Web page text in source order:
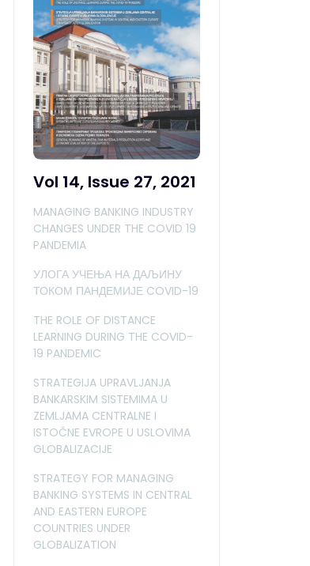
Vol 14, Issue 27, 2021
MANAGING BANKING INDUSTRY
CHANGES UNDER THE COVID 19
PANDEMIA
УЛОГА УЧЕЊА НА ДАЉИНУ
ТОКОМ ПАНДЕМИЈЕ COVID-19
THE ROLE OF DISTANCE
LEARNING DURING THE COVID-
19 PANDEMIC
STRATEGIJA UPRAVLJANJA
BANKARSKIM SISTEMIMA U
ZEMLJAMA CENTRALNE I
ISTOČNE EVROPE U USLOVIMA
GLOBALIZACIJE
STRATEGY FOR MANAGING
BANKING SYSTEMS IN CENTRAL
AND EASTERN EUROPE
COUNTRIES UNDER
GLOBALIZATION